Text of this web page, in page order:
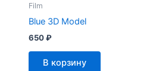
Film
Blue 3D Model
650₽
В корзину